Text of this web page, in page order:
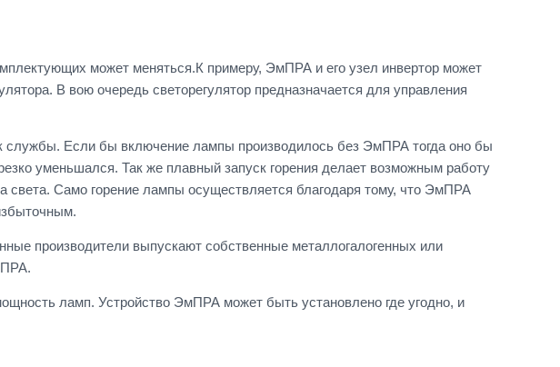
может меняться.К примеру, ЭмПРА и его узел инвертор может
В вою очередь светорегулятор предназначается для управления
службы. Если бы включение лампы производилось без ЭмПРА тогда оно бы
уменьшался. Так же плавный запуск горения делает возможным работу
света. Само горение лампы осуществляется благодаря тому, что ЭмПРА
производители выпускают собственные металлогалогенных или
ламп. Устройство ЭмПРА может быть установлено где угодно, и